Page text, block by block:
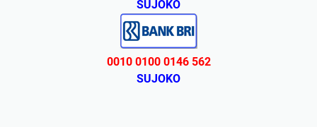
SUJOKO
0010 0100 0146 562
SUJOKO